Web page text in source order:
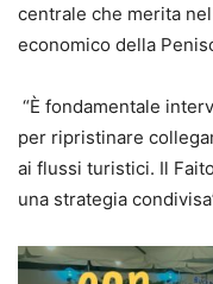
centrale che merita
economico della
“È fondamentale
per ripristinare
ai flussi turistici. Il
una strategia